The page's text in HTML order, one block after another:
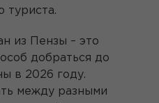
туриста.
из Пензы – это
добраться до
в 2026 году.
между разными